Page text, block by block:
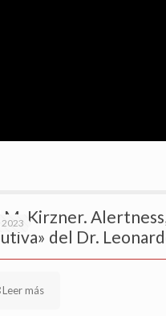
2023
M. Kirzner.
del Dr.
Leer más